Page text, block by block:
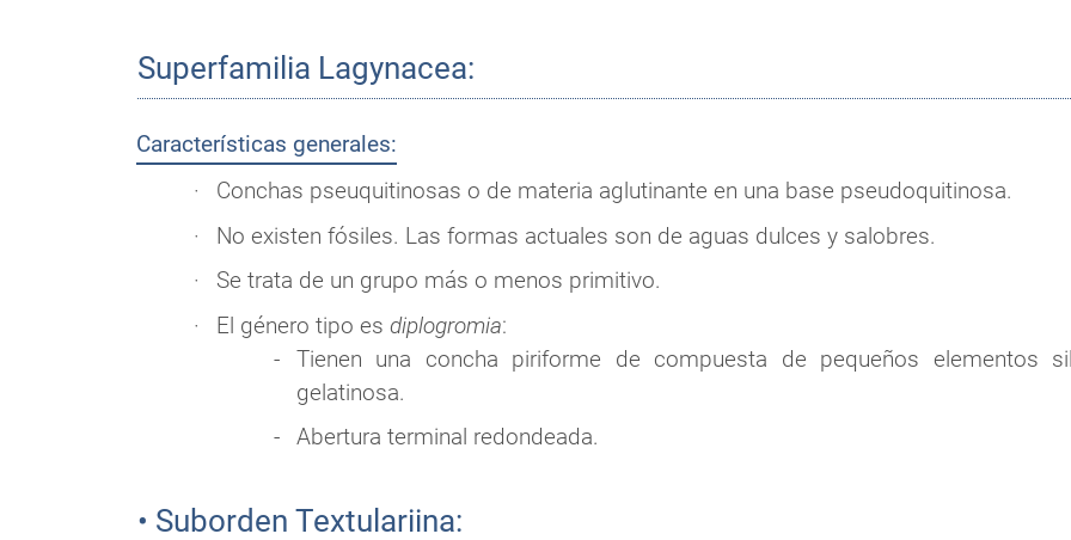
Superfamilia Lagynacea:
Características generales:
Conchas pseuquitinosas o de materia aglutinante en una base pseudoquitinosa.
No existen fósiles. Las formas actuales son de aguas dulces y salobres.
Se trata de un grupo más o menos primitivo.
El género tipo es diplogromia:
Tienen una concha piriforme de compuesta de pequeños elementos
gelatinosa.
Abertura terminal redondeada.
• Suborden Textulariina: